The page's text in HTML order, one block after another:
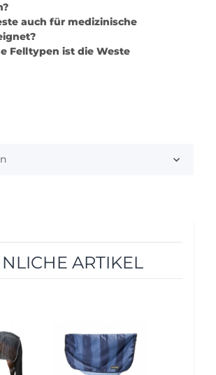
auch für medizinische
Felltypen ist die Weste
ARTIKEL